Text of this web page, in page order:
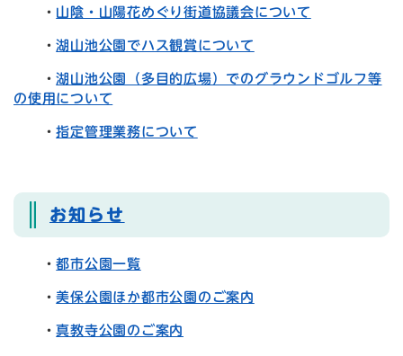
・ 山陰・山陽花めぐり街道協議会について
・湖山池公園でハス観賞について
・湖山池公園（多目的広場）でのグラウンドゴルフ等
の使用について
・指定管理業務について
お知らせ
・都市公園一覧
・美保公園ほか都市公園のご案内
・真教寺公園のご案内